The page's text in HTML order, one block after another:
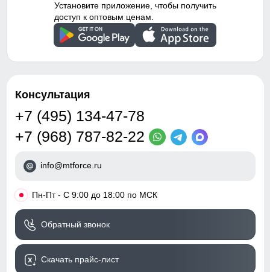
Установите приложение, чтобы получить
доступ к оптовым ценам.
Консультация
+7 (495) 134-47-78
+7 (968) 787-82-22
info@mtforce.ru
• Пн-Пт - С 9:00 до 18:00 по МСК
Обратный звонок
Скачать прайс-лист